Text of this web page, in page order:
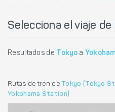
Selecciona el viaje de
Resultados de Tokyo a
Rutas de tren de Tokyo (Tokyo
Yokohama Station)